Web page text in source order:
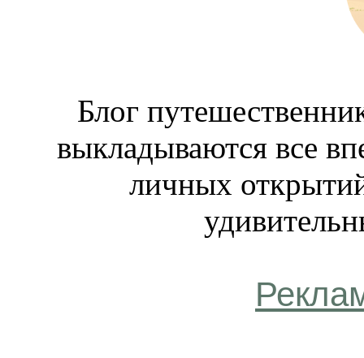
Блог
выкладываются все
личных